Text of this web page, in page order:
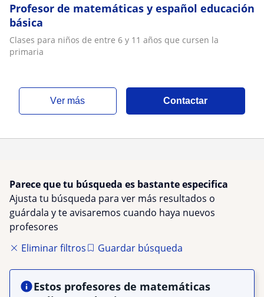
Profesor de matemáticas y español educación
básica
Clases para niños de entre 6 y 11 años que cursen la
primaria
ver más Contactar
Parece que tu búsqueda es bastante especifica
Ajusta tu búsqueda para ver más resultados o
guárdala y te avisaremos cuando haya nuevos
profesores
Eliminar filtros
Guardar búsqueda
Estos profesores de matemáticas